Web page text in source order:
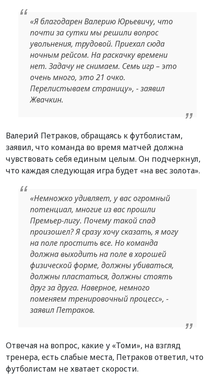
«Я благодарен Валерию Юрьевичу, что
почти за сутки мы решили вопрос
увольнения, трудовой. Приехал сюда
ночным рейсом. На раскачку времени
нет. Задачу не снимаем. Семь игр – это
очень много, это 21 очко.
Перелистываем страницу», - заявил
Жвачкин.
Валерий Петраков, обращаясь к футболистам,
заявил, что команда во время матчей должна
чувствовать себя единым целым. Он подчеркнул,
что каждая следующая игра будет «на вес золота».
«Немножко удивляет, у вас огромный
потенциал, многие из вас прошли
Премьер-лигу. Почему такой спад
произошел? Я сразу хочу сказать, я могу
на поле простить все. Но команда
должна выходить на поле в хорошей
физической форме, должны убиваться,
должны пластаться, должны стоять
друг за друга. Наверное, немного
поменяем тренировочный процесс», -
заявил Петраков.
Отвечая на вопрос, какие у «Томи», на взгляд
тренера, есть слабые места, Петраков ответил, что
футболистам не хватает скорости.